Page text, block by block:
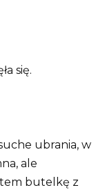
się.
ubrania, w
ale
butelkę z